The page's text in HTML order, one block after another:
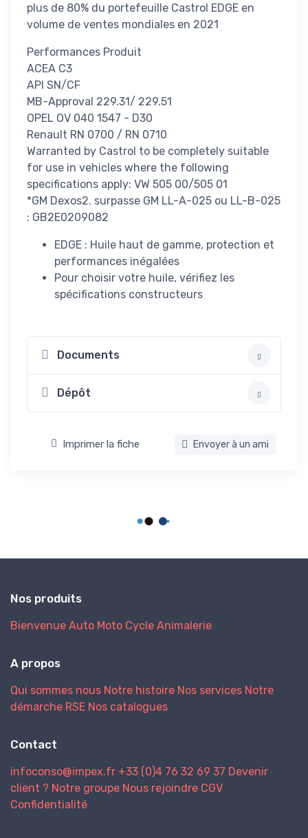
plus de 80% du portefeuille Castrol EDGE en
volume de ventes mondiales en 2021
Performances Produit
ACEA C3
API SN/CF
MB-Approval 229.31/ 229.51
OPEL OV 040 1547 - D30
Renault RN 0700 / RN 0710
Warranted by Castrol to be completely suitable
for use in vehicles where the following
specifications apply: VW 505 00/505 01
*GM Dexos2. surpasse GM LL-A-025 ou LL-B-025
: GB2E0209082
EDGE : Huile haut de gamme, protection et
performances inégalées
Pour choisir votre huile, vérifiez les
spécifications constructeurs
Documents
Dépôt
Imprimer la fiche Envoyer à un ami
Nos produits
Bienvenue Auto Moto Cycle Animalerie
A propos
Qui sommes nous Notre histoire Nos services Notre
démarche RSE Nos catalogues
Contact
infoconso@impex.fr +33 (0)4 76 32 69 37 Devenir
client ? Notre groupe Nous rejoindre CGV
Confidentialité